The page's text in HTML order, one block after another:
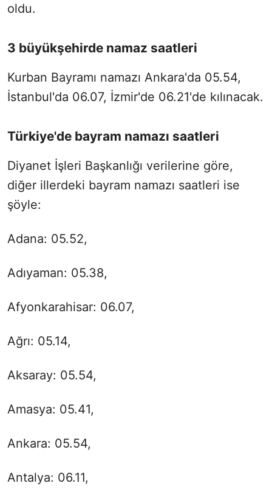
oldu.
3 büyükşehirde namaz saatleri
Kurban Bayramı namazı Ankara'da 05.54,
İstanbul'da 06.07, İzmir'de 06.21'de kılınacak.
Türkiye'de bayram namazı saatleri
Diyanet İşleri Başkanlığı verilerine göre,
diğer illerdeki bayram namazı saatleri ise
şöyle:
Adana: 05.52,
Adıyaman: 05.38,
Afyonkarahisar: 06.07,
Ağrı: 05.14,
Aksaray: 05.54,
Amasya: 05.41,
Ankara: 05.54,
Antalya: 06.11,